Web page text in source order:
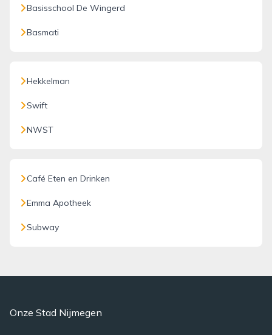
Basisschool De Wingerd
Basmati
Hekkelman
Swift
NWST
Café Eten en Drinken
Emma Apotheek
Subway
Onze Stad Nijmegen